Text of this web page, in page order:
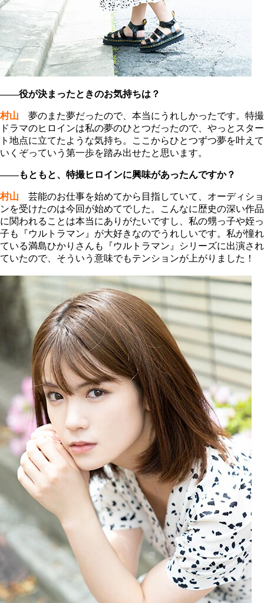
――役が決まったときのお気持ちは？
村山 夢のまた夢だったので、本当にうれしかったです。特撮
ドラマのヒロインは私の夢のひとつだったので、やっとスター
ト地点に立てたような気持ち。ここからひとつずつ夢を叶えて
いくぞっていう第一歩を踏み出せたと思います。
――もともと、特撮ヒロインに興味があったんですか？
村山 芸能のお仕事を始めてから目指していて、オーディショ
ンを受けたのは今回が始めてでした。こんなに歴史の深い作品
に関われることは本当にありがたいですし、私の甥っ子や姪っ
子も『ウルトラマン』が大好きなのでうれしいです。私が憧れ
ている満島ひかりさんも『ウルトラマン』シリーズに出演され
ていたので、そういう意味でもテンションが上がりました！